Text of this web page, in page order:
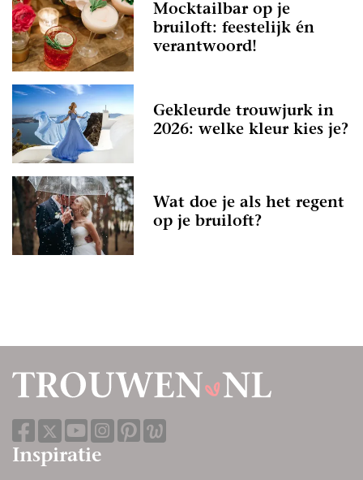
Mocktailbar op je
bruiloft: feestelijk én
verantwoord!
Gekleurde trouwjurk in
2026: welke kleur kies je?
Wat doe je als het regent
op je bruiloft?
Inspiratie